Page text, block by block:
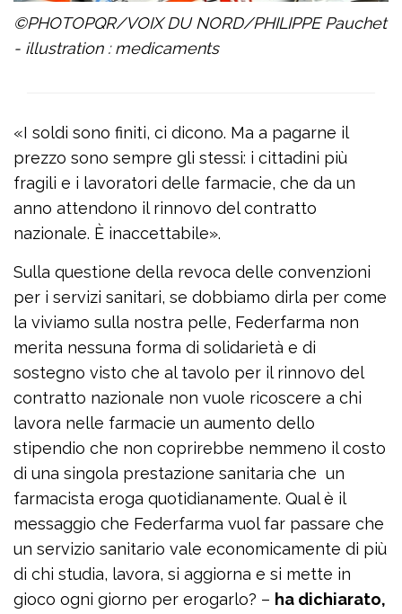
©PHOTOPQR/VOIX DU NORD/PHILIPPE Pauchet
- illustration : medicaments
«I soldi sono finiti, ci dicono. Ma a pagarne il
prezzo sono sempre gli stessi: i cittadini più
fragili e i lavoratori delle farmacie, che da un
anno attendono il rinnovo del contratto
nazionale. È inaccettabile».
Sulla questione della revoca delle convenzioni
per i servizi sanitari, se dobbiamo dirla per come
la viviamo sulla nostra pelle, Federfarma non
merita nessuna forma di solidarietà e di
sostegno visto che al tavolo per il rinnovo del
contratto nazionale non vuole ricoscere a chi
lavora nelle farmacie un aumento dello
stipendio che non coprirebbe nemmeno il costo
di una singola prestazione sanitaria che un
farmacista eroga quotidianamente. Qual è il
messaggio che Federfarma vuol far passare che
un servizio sanitario vale economicamente di più
di chi studia, lavora, si aggiorna e si mette in
gioco ogni giorno per erogarlo? – ha dichiarato,